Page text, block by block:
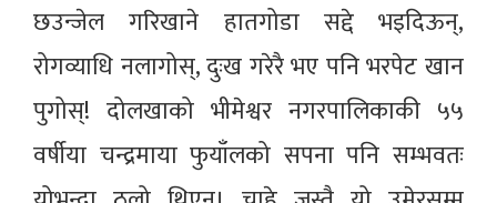
छउन्जेल गरिखाने हातगोडा सद्दे भइदिऊन्,
रोगव्याधि नलागोस्, दुःख गरेरै भए पनि भरपेट खान
पुगोस्! दोलखाको भीमेश्वर नगरपालिकाकी ५५
वर्षीया चन्द्रमाया फुयाँलको सपना पनि सम्भवतः